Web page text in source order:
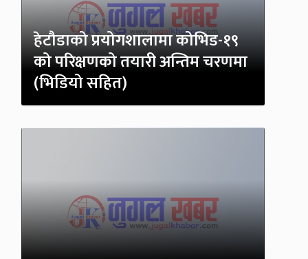
हेटौडाको प्रयोगशालामा कोभिड-१९
को परिक्षणको तयारी अन्तिम चरणमा
(भिडियो सहित)